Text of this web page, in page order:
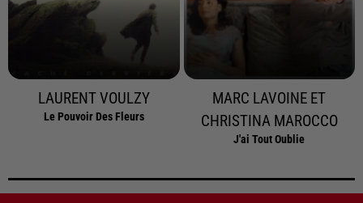
LAURENT VOULZY
Le Pouvoir Des Fleurs
MARC LAVOINE ET
CHRISTINA MAROCCO
J'ai Tout Oublie